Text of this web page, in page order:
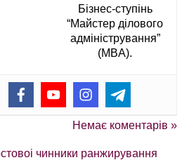
Бізнес-ступінь
“Майстер ділового
адміністрування”
(MBA).
Немає коментарів »
чинники ранжирування